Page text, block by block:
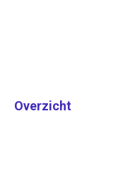
Overzicht